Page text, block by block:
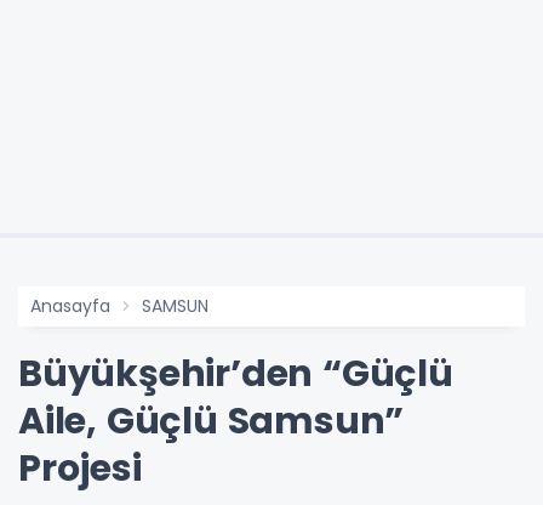
Anasayfa SAMSUN
Büyükşehir’den “Güçlü
Aile, Güçlü Samsun”
Projesi